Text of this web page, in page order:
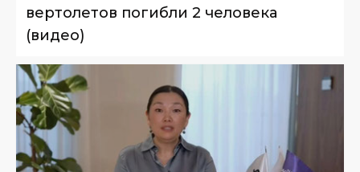
вертолетов погибли 2 человека
(видео)